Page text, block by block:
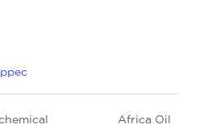
Africa Oil